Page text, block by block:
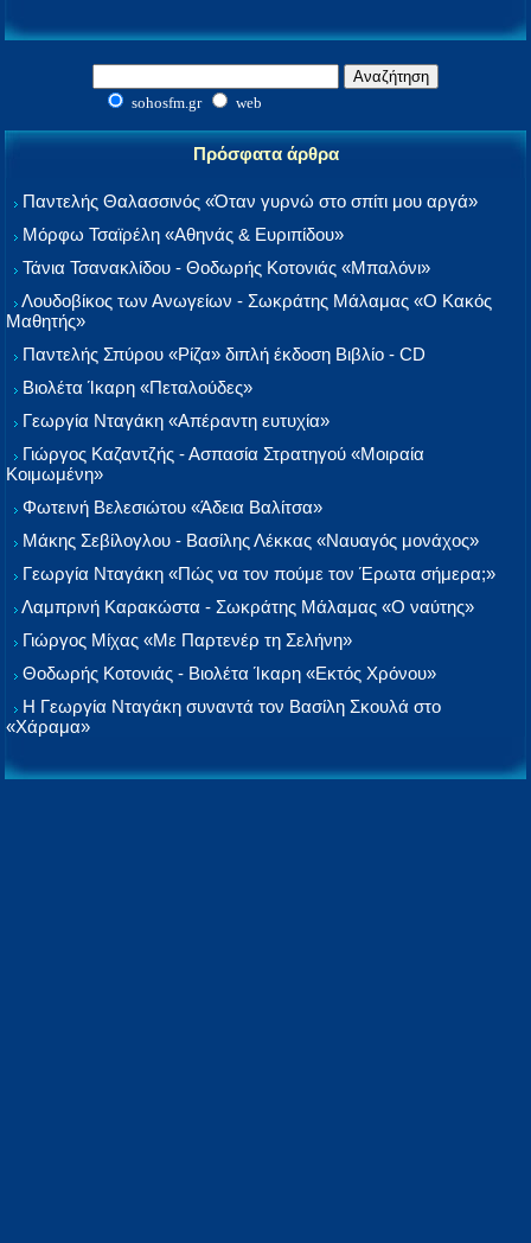
sohosfm.gr web
Πρόσφατα άρθρα
Παντελής Θαλασσινός «Όταν γυρνώ στο σπίτι μου αργά»
Μόρφω Τσαϊρέλη «Αθηνάς & Ευριπίδου»
Τάνια Τσανακλίδου - Θοδωρής Κοτονιάς «Μπαλόνι»
Λουδοβίκος των Ανωγείων - Σωκράτης Μάλαμας «Ο Κακός
Μαθητής»
Παντελής Σπύρου «Ρίζα» διπλή έκδοση Βιβλίο - CD
Βιολέτα Ίκαρη «Πεταλούδες»
Γεωργία Νταγάκη «Aπέραντη ευτυχία»
Γιώργος Καζαντζής - Ασπασία Στρατηγού «Μοιραία
Κοιμωμένη»
Φωτεινή Βελεσιώτου «Άδεια Βαλίτσα»
Μάκης Σεβίλογλου - Βασίλης Λέκκας «Ναυαγός μονάχος»
Γεωργία Νταγάκη «Πώς να τον πούμε τον Έρωτα σήμερα;»
Λαμπρινή Καρακώστα - Σωκράτης Μάλαμας «Ο ναύτης»
Γιώργος Μίχας «Με Παρτενέρ τη Σελήνη»
Θοδωρής Κοτονιάς - Βιολέτα Ίκαρη «Εκτός Χρόνου»
Η Γεωργία Νταγάκη συναντά τον Βασίλη Σκουλά στο
«Χάραμα»